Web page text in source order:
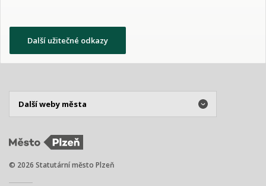
Další užitečné odkazy
© 2026 Statutární město Plzeň